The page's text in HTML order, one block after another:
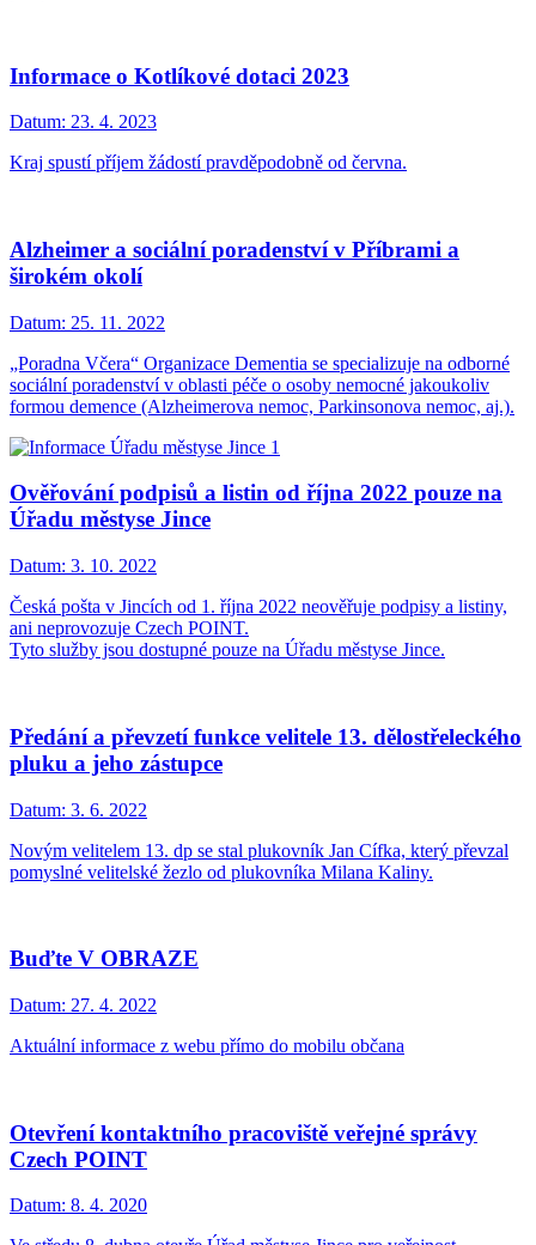
Informace o Kotlíkové dotaci 2023
Datum: 23. 4. 2023
Kraj spustí příjem žádostí pravděpodobně od června.
Alzheimer a sociální poradenství v Příbrami a
širokém okolí
Datum: 25. 11. 2022
„Poradna Včera“ Organizace Dementia se specializuje na odborné
sociální poradenství v oblasti péče o osoby nemocné jakoukoliv
formou demence (Alzheimerova nemoc, Parkinsonova nemoc, aj.).
Ověřování podpisů a listin od října 2022 pouze na
Úřadu městyse Jince
Datum: 3. 10. 2022
Česká pošta v Jincích od 1. října 2022 neověřuje podpisy a listiny,
ani neprovozuje Czech POINT.
Tyto služby jsou dostupné pouze na Úřadu městyse Jince.
Předání a převzetí funkce velitele 13. dělostřeleckého
pluku a jeho zástupce
Datum: 3. 6. 2022
Novým velitelem 13. dp se stal plukovník Jan Cífka, který převzal
pomyslné velitelské žezlo od plukovníka Milana Kaliny.
Buďte V OBRAZE
Datum: 27. 4. 2022
Aktuální informace z webu přímo do mobilu občana
Otevření kontaktního pracoviště veřejné správy
Czech POINT
Datum: 8. 4. 2020